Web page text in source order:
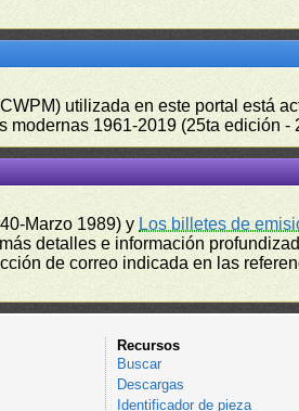
utilizada en este portal está
modernas 1961-2019 (25ta edición -
Marzo 1989) y Los billetes de
detalles e información
de correo indicada en las
Recursos
Buscar
Descargas
Identificador de pieza